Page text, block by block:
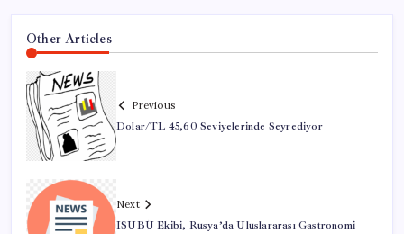
Other Articles
Previous
Dolar/TL 45,60 Seviyelerinde Seyrediyor
Next
ISUBÜ Ekibi, Rusya’da Uluslararası Gastronomi